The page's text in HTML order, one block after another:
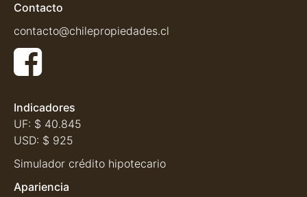
Contacto
contacto@chilepropiedades.cl
Indicadores
UF: $ 40.845
USD: $ 925
Simulador crédito hipotecario
Apariencia